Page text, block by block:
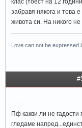
клас (тоест на 12
забравя някога и това
живота си. На никого
Love can not be expressed
Пф какви ли не
гледаме